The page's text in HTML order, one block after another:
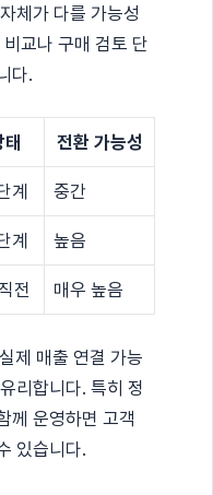
체가 다를 가능성
교나 구매 검토 단
다.
태 전환 가능성
계 중간
계 높음
전 매우 높음
제 매출 연결 가능
리합니다. 특히 정
께 운영하면 고객
있습니다.